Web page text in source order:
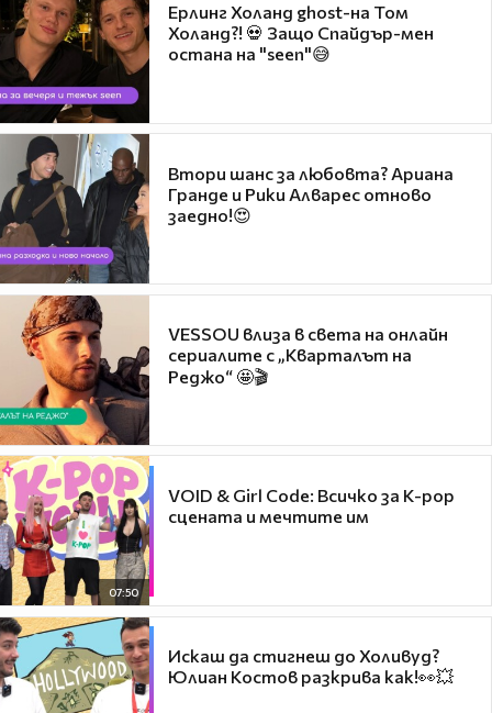
Ерлинг Холанд ghost-на Том
Холанд?! 💀 Защо Спайдър-мен
остана на "seen"😅
Втори шанс за любовта? Ариана
Гранде и Рики Алварес отново
заедно!😍
VESSOU влиза в света на онлайн
сериалите с „Кварталът на
Реджо“ 🤩🎬
07:50
VOID & Girl Code: Всичко за K-pop
сцената и мечтите им
Искаш да стигнеш до Холивуд?
Юлиан Костов разкрива как!👀💥